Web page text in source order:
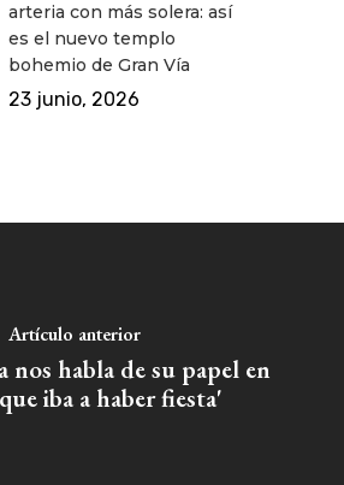
arteria con más solera: así
es el nuevo templo
bohemio de Gran Vía
23 junio, 2026
Artículo anterior
nos habla de su papel en
iba a haber fiesta'